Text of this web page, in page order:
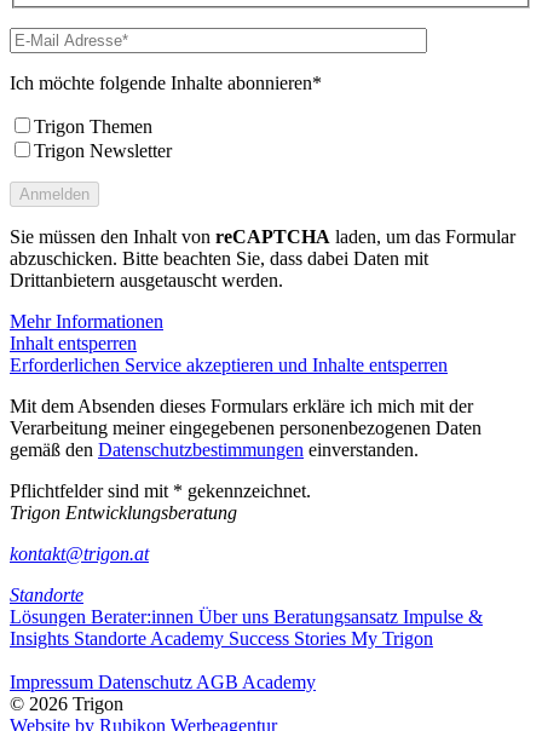
Ich möchte folgende Inhalte abonnieren*
Trigon Themen
Trigon Newsletter
Sie müssen den Inhalt von reCAPTCHA laden, um das Formular
abzuschicken. Bitte beachten Sie, dass dabei Daten mit
Drittanbietern ausgetauscht werden.
Mehr Informationen
Inhalt entsperren
Erforderlichen Service akzeptieren und Inhalte entsperren
Mit dem Absenden dieses Formulars erkläre ich mich mit der
Verarbeitung meiner eingegebenen personenbezogenen Daten
gemäß den Datenschutzbestimmungen einverstanden.
Pflichtfelder sind mit * gekennzeichnet.
Trigon Entwicklungsberatung
kontakt@trigon.at
Standorte
Lösungen Berater:innen Über uns Beratungsansatz Impulse &
Insights Standorte Academy Success Stories My Trigon
Impressum Datenschutz AGB Academy
© 2026 Trigon
Website by Rubikon Werbeagentur